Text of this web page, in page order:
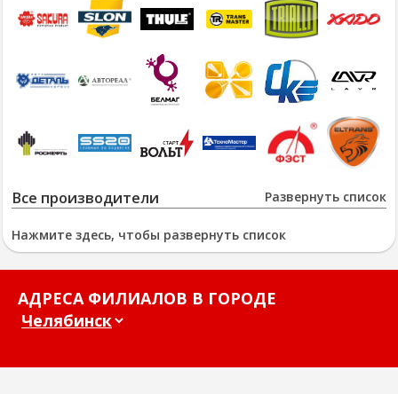
Развернуть список
Все производители
Нажмите здесь, чтобы развернуть список
АДРЕСА ФИЛИАЛОВ В ГОРОДЕ